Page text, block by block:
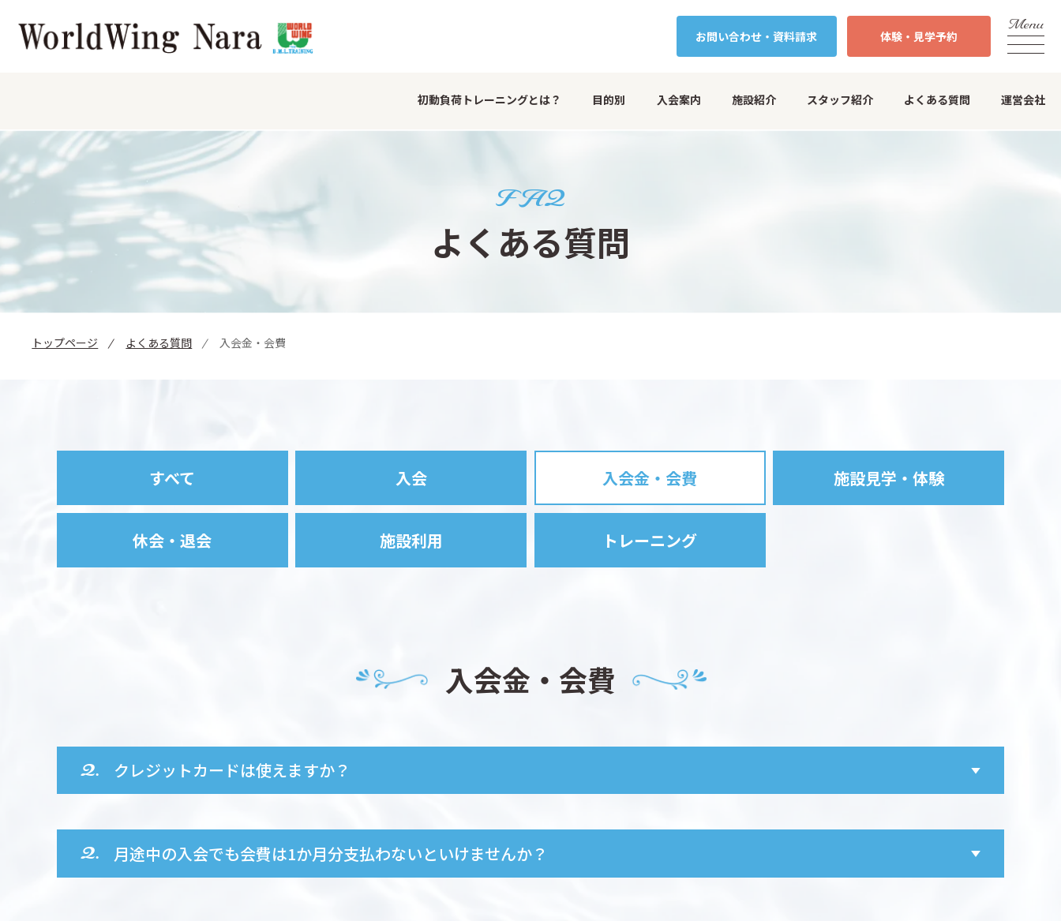
お問い合わせ・資料請求 体験・見学予約
初動負荷トレーニングとは？ 目的別 入会案内 施設紹介 スタッフ紹介 よくある質問 運営会社
FAQ
よくある質問
トップページ よくある質問 入会金・会費
すべて 入会 入会金・会費 施設見学・体験
休会・退会 施設利用 トレーニング
入会金・会費
クレジットカードは使えますか？
月途中の入会でも会費は1か月分支払わないといけませんか？